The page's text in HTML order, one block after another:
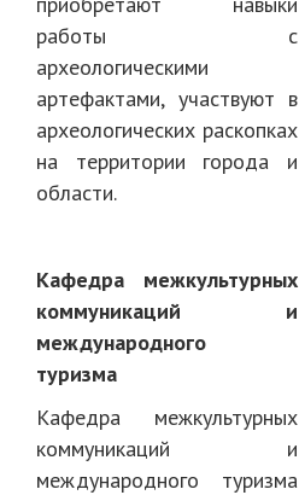
работы с
археологическими
артефактами, участвуют в
археологических раскопках
на территории города и
области.
Кафедра межкультурных
коммуникаций и
международного
туризма
Кафедра межкультурных
коммуникаций и
международного туризма